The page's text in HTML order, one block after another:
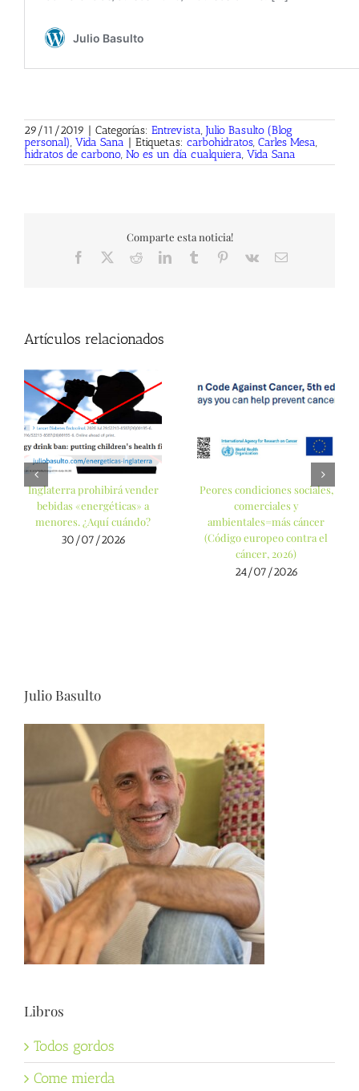
29/11/2019 | Categorías: Entrevista, Julio Basulto (Blog
personal), Vida Sana | Etiquetas: carbohidratos, Carles Mesa,
hidratos de carbono, No es un día cualquiera, Vida Sana
Comparte esta noticia!
Facebook RedditLinkedInTumblr Pinterest
Vk
Correo
Artículos relacionados
Inglaterra prohibirá vender
bebidas «energéticas» a
menores. ¿Aquí cuándo?
30/07/2026
Peores condiciones sociales,
comerciales y
ambientales=más cáncer
(Código europeo contra el
cáncer, 2026)
24/07/2026
Julio Basulto
Libros
Todos gordos
Come mierda